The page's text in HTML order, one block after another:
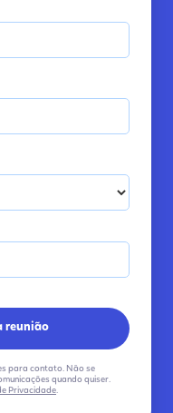
para contato. Não se
quando quiser.
Privacidade.